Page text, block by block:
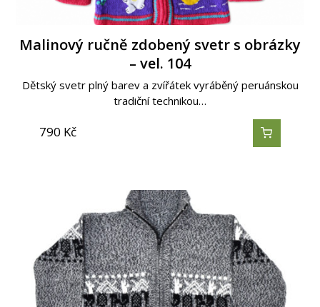
Malinový ručně zdobený svetr s obrázky
– vel. 104
Dětský svetr plný barev a zvířátek vyráběný peruánskou
tradiční technikou…
790 Kč